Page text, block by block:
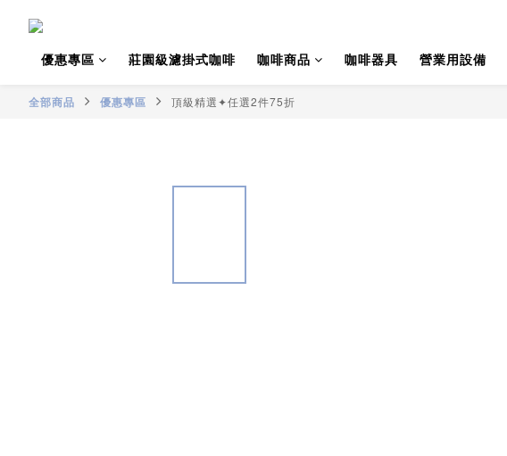
優惠專區
莊園級濾掛式咖啡 咖啡商品 咖啡器具 營業用設備
全部商品 優惠專區 頂級精選✦任選2件75折